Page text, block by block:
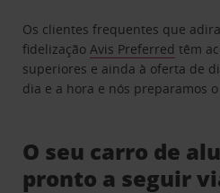
Os clientes frequentes que
fidelizaçãoAvis Preferred têm
superiores e ainda à oferta de
dia e a hora e nós preparamos
O seu carro de
pronto a seguir